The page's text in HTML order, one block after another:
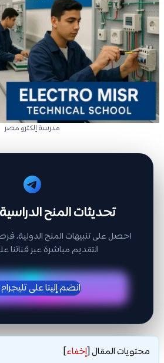
مدرسة إلكترو مصر
تحديثات المنح
احصل على تنبيهات المنح الدولية،
التقديم مباشرة عبر قناتنا
انضم إلينا على تليجرام
محتويات المقال[إخفاء]